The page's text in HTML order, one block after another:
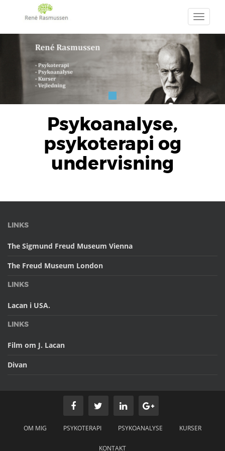
TOGGLE
Psykoanalyse,
psykoterapi og
undervisning
LINKS
The Sigmund Freud Museum Vienna
The Freud Museum London
LINKS
Lacan i USA.
LINKS
Film om J. Lacan
Divan
OM MIG PSYKOTERAPI PSYKOANALYSE KURSER
KONTAKT